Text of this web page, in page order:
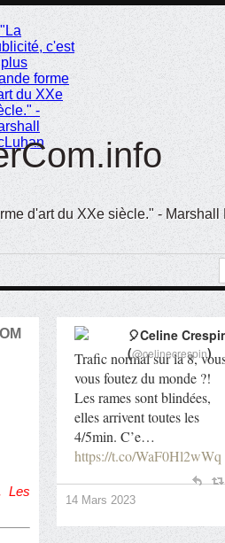
d'art du XXe siècle." - Marshall
Les
Trafic normal sur la 8,
vous foutez du monde ?!
Les rames sont blindées,
elles arrivent toutes les
4/5min. C’e…
https://t.co/WaF0Hl2wWq
🎈Celine
(@celinecrespin)
14 Mars 2023